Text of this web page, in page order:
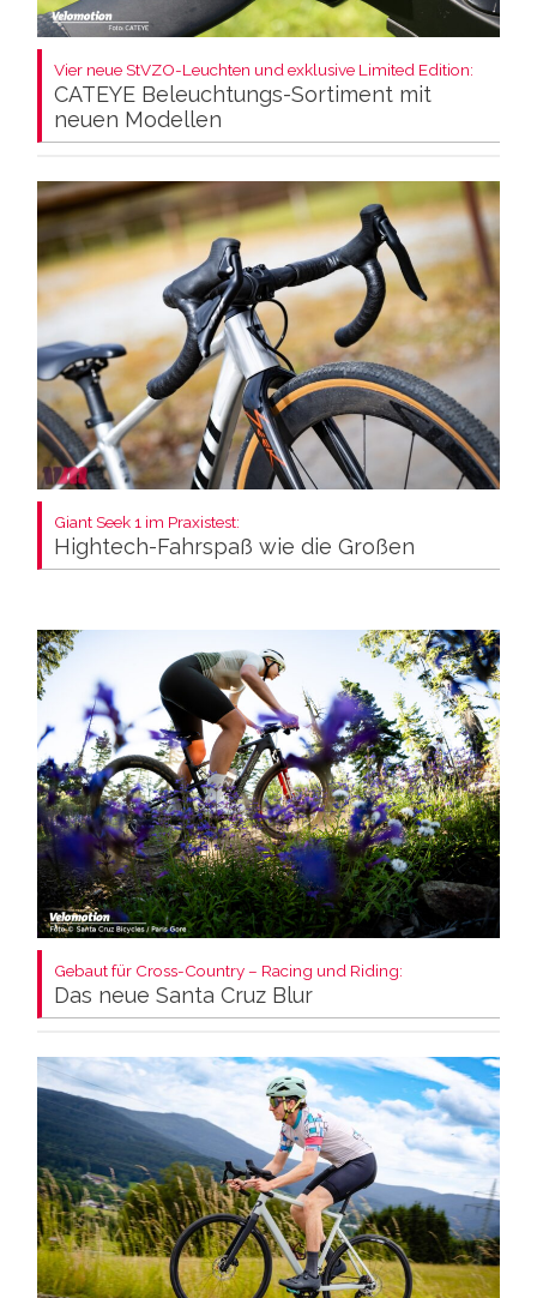
Vier neue StVZO-Leuchten und exklusive Limited Edition:
CATEYE Beleuchtungs-Sortiment mit
neuen Modellen
Giant Seek 1 im Praxistest:
Hightech-Fahrspaß wie die Großen
Gebaut für Cross-Country – Racing und Riding:
Das neue Santa Cruz Blur